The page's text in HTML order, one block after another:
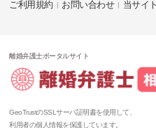
ご利用規約
お問い合わせ 当サイ
離婚弁護士ポータルサイト
GeoTrustのSSLサーバ証明書を使用して、
利用者の個人情報を保護しています。